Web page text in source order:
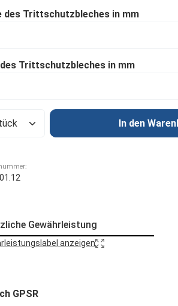
des Trittschutzbleches in mm
Trittschutzbleches in mmauswählen
Anzahl: Gib den
In den
Gewährleistung
anzeigen
GPSR